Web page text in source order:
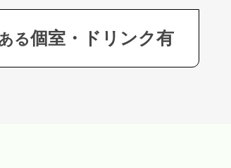
る個室・ ドリンク有